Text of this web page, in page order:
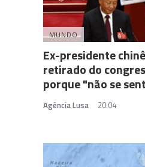
MUNDO
Ex-presidente
retirado do
porque "não se
Agência Lusa 20:04